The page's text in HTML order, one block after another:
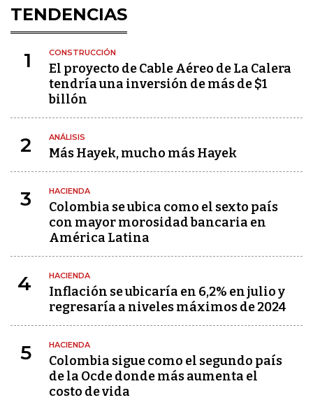
TENDENCIAS
1 CONSTRUCCIÓN
El proyecto de Cable Aéreo de La Calera
tendría una inversión de más de $1
billón
2 ANÁLISIS
Más Hayek, mucho más Hayek
3 HACIENDA
Colombia se ubica como el sexto país
con mayor morosidad bancaria en
América Latina
4 HACIENDA
Inflación se ubicaría en 6,2% en julio y
regresaría a niveles máximos de 2024
5 HACIENDA
Colombia sigue como el segundo país
de la Ocde donde más aumenta el
costo de vida